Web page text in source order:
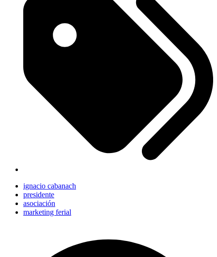
ignacio cabanach
presidente
asociación
marketing ferial